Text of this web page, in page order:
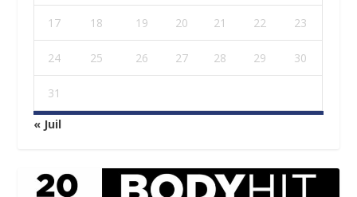
17 18 19 20 21 22 23
24 25 26 27 28 29 30
31
« Juil